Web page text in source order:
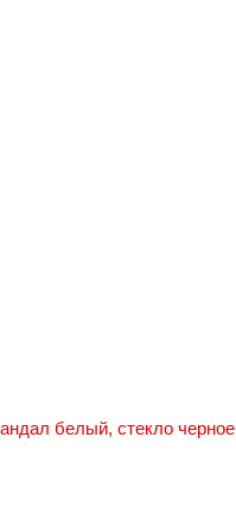
белый, стекло черное